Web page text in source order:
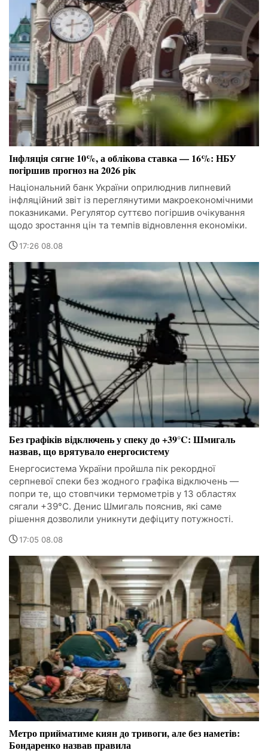
Інфляція сягне 10%, а облікова ставка — 16%: НБУ
погіршив прогноз на 2026 рік
Національний банк України оприлюднив липневий
інфляційний звіт із переглянутими макроекономічними
показниками. Регулятор суттєво погіршив очікування
щодо зростання цін та темпів відновлення економіки.
17:26 08.08
Без графіків відключень у спеку до +39°C: Шмигаль
назвав, що врятувало енергосистему
Енергосистема України пройшла пік рекордної
серпневої спеки без жодного графіка відключень —
попри те, що стовпчики термометрів у 13 областях
сягали +39°C. Денис Шмигаль пояснив, які саме
рішення дозволили уникнути дефіциту потужності.
17:05 08.08
Метро прийматиме киян до тривоги, але без наметів:
Бондаренко назвав правила